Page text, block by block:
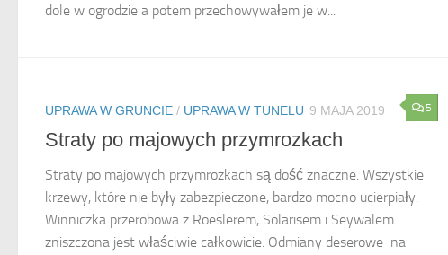
dole w ogrodzie a potem przechowywałem je w...
5
UPRAWA W GRUNCIE / UPRAWA W TUNELU 9 MAJA 2019
Straty po majowych przymrozkach
Straty po majowych przymrozkach są dość znaczne. Wszystkie
krzewy, które nie były zabezpieczone, bardzo mocno ucierpiały.
Winniczka przerobowa z Roeslerem, Solarisem i Seywalem
zniszczona jest właściwie całkowicie. Odmiany deserowe na